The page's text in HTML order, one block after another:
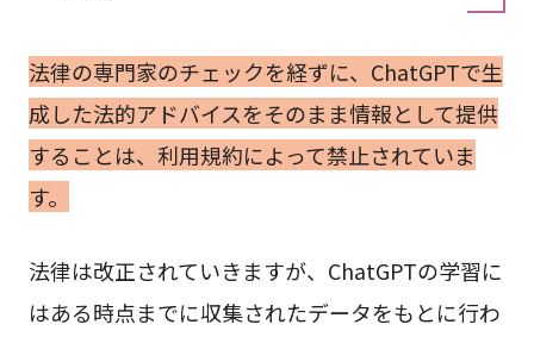
法律の専門家のチェックを経ずに、ChatGPTで生
成した法的アドバイスをそのまま情報として提供
することは、利用規約によって禁止されていま
す。
法律は改正されていきますが、ChatGPTの学習に
はある時点までに収集されたデータをもとに行わ